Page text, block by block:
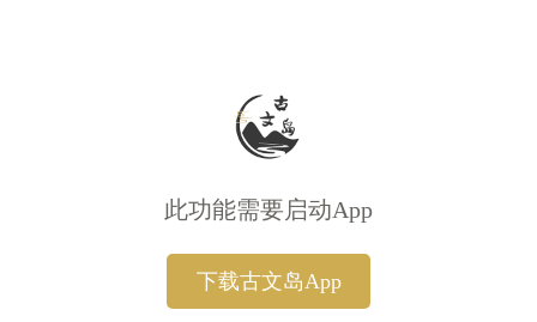
此功能需要启动App
下载古文岛App